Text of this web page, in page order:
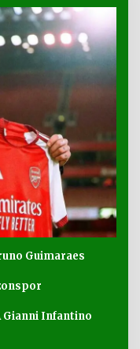
Guimaraes
Gianni Infantino